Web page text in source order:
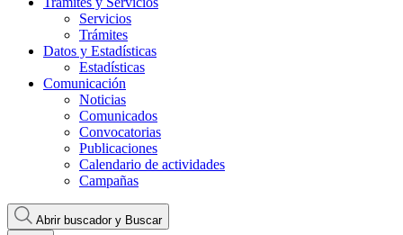
Servicios
Trámites
Datos y Estadísticas
Estadísticas
Comunicación
Noticias
Comunicados
Convocatorias
Publicaciones
Calendario de actividades
Campañas
Abrir buscador y Buscar